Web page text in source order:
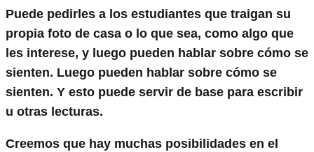
Puede pedirles a los estudiantes que traigan su
propia foto de casa o lo que sea, como algo que
les interese, y luego pueden hablar sobre cómo se
sienten. Luego pueden hablar sobre cómo se
sienten. Y esto puede servir de base para escribir
u otras lecturas.
Creemos que hay muchas posibilidades en el